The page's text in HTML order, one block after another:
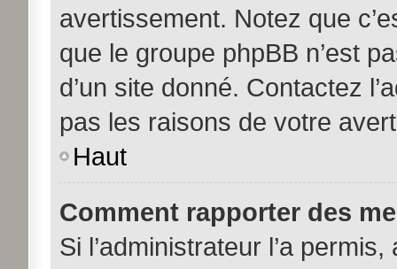
avertissement. Notez que
que le groupe phpBB n’est
d’un site donné. Contactez
pas les raisons de votre
Haut
Comment rapporter des
Si l’administrateur l’a